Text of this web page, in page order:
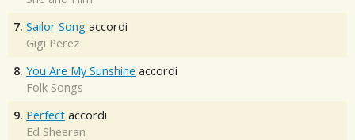
7. Sailor Song accordi
Gigi Perez
8. You Are My Sunshine accordi
Folk Songs
9. Perfect accordi
Ed Sheeran